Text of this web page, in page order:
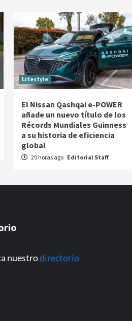
Lifestyle
El Nissan Qashqai e-POWER
añade un nuevo título de los
Récords Mundiales Guinness
a su historia de eficiencia
global
20 horas ago Editorial Staff
nuestrodirectorio